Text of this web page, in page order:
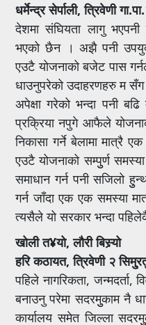
धर्मेन्द्र सेर्पाली, त्रिवेणी
देशमा संघियता लागु
भएको छैन । अझै पनी
एउटै योजनाको बजेट पास
धाउनुपरेको उदाहरणहरु म
अपेक्षा गरेको भन्दा पनी
प्रक्रिया नपुगे आफैले
निकासा गर्ने बेलामा मात्रै
एउटै योजनाको सम्पुुर्ण
समाधान गर्न पनी सजिलो
गर्न जाँदा एक एक समस्या
त्यसैले यो सरकार भन्दा
खोली त¥यो, लौरी बिस्र्यो
हरि कठायत, त्रिवेणी २
पहिले नागरिकता, जन्मदर्ता,
बनाउनु परेमा सदरमुुकाम नै
कार्यालय समेत जिल्ला